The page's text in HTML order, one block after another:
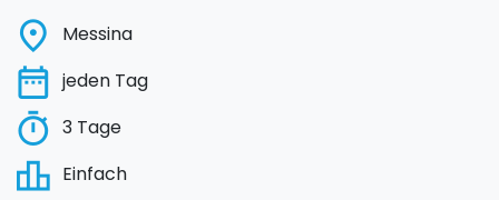
place Messina
date_range jeden Tag
timer 3 Tage
leaderboard Einfach